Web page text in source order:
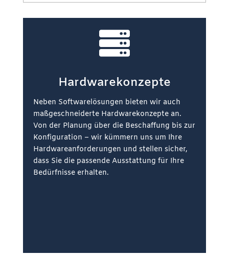

Hardwarekonzepte
Neben Softwarelösungen bieten wir auch
maßgeschneiderte Hardwarekonzepte an.
Von der Planung über die Beschaffung bis zur
Konfiguration – wir kümmern uns um Ihre
Hardwareanforderungen und stellen sicher,
dass Sie die passende Ausstattung für Ihre
Bedürfnisse erhalten.